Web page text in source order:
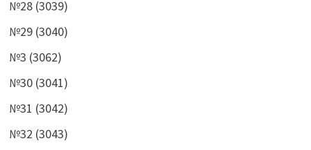
№28 (3039)
№29 (3040)
№3 (3062)
№30 (3041)
№31 (3042)
№32 (3043)